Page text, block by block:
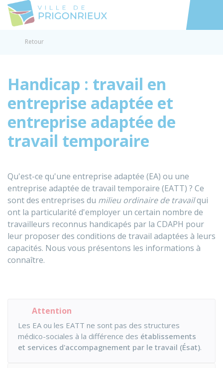
Accéder
Retour
Handicap : travail en
entreprise adaptée et
entreprise adaptée de
travail temporaire
Qu'est-ce qu'une entreprise adaptée (EA) ou une
entreprise adaptée de travail temporaire (EATT) ? Ce
sont des entreprises du milieu ordinaire de travailqui
ont la particularité d'employer un certain nombre de
travailleurs reconnus handicapés par la CDAPH pour
leur proposer des conditions de travail adaptées à leurs
capacités. Nous vous présentons les informations à
connaître.
Attention
Les EA ou les EATT ne sont pas des structures
médico-sociales à la différence des établissements
et services d'accompagnement par le travail (Ésat).